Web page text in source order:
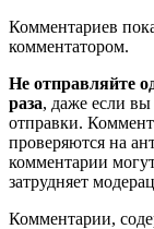
Комментариев
комментатором.
Не отправляйте
раза, даже если вы
отправки.
проверяются на
комментарии
затрудняет
Комментарии,